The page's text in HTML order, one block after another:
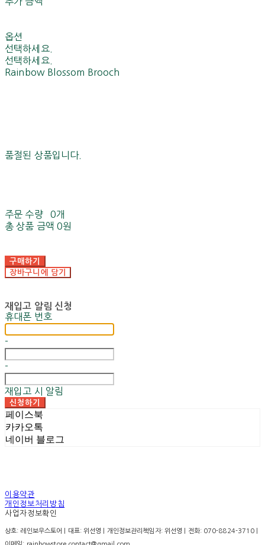
옵션
선택하세요.
선택하세요.
Rainbow Blossom Brooch
품절된 상품입니다.
주문 수량
0개
총 상품 금액 0원
구매하기
장바구니에 담기
재입고 알림 신청
휴대폰 번호
-
-
재입고 시 알림
신청하기
페이스북
카카오톡
네이버 블로그
이용약관
개인정보처리방침
사업자정보확인
상호: 레인보우스토어 | 대표: 위선영 | 개인정보관리책임자: 위선영 | 전화: 070-8824-3710 |